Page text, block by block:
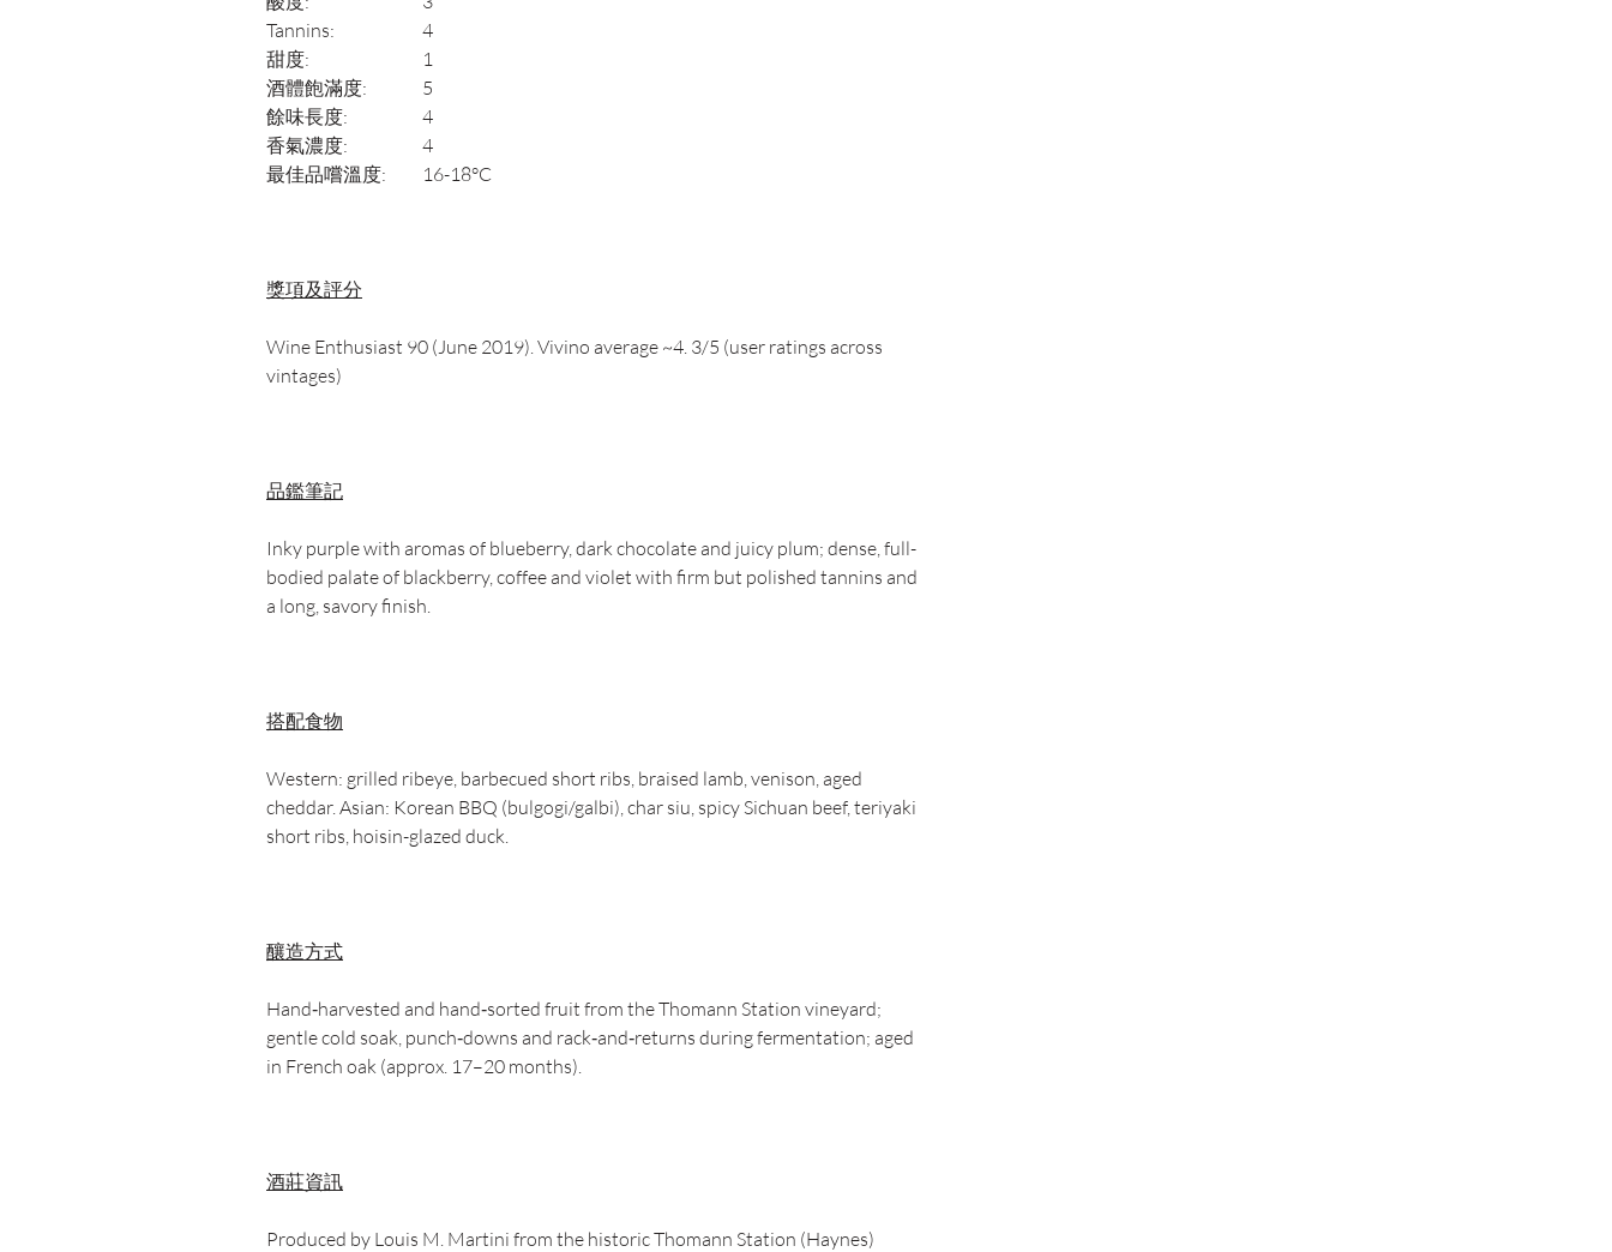
Tannins:
4
甜度:
1
酒體飽滿度:
5
餘味長度:
4
香氣濃度:
4
最佳品嚐溫度:
16-18°C
獎項及評分
Wine Enthusiast 90 (June 2019). Vivino average ~4. 3/5 (user ratings across
vintages)
品鑑筆記
Inky purple with aromas of blueberry, dark chocolate and juicy plum; dense, full-
bodied palate of blackberry, coffee and violet with firm but polished tannins and
a long, savory finish.
搭配食物
Western: grilled ribeye, barbecued short ribs, braised lamb, venison, aged
cheddar. Asian: Korean BBQ (bulgogi/galbi), char siu, spicy Sichuan beef, teriyaki
short ribs, hoisin-glazed duck.
釀造方式
Hand‑harvested and hand‑sorted fruit from the Thomann Station vineyard;
gentle cold soak, punch‑downs and rack‑and‑returns during fermentation; aged
in French oak (approx. 17–20 months).
酒莊資訊
Produced by Louis M. Martini from the historic Thomann Station (Haynes)